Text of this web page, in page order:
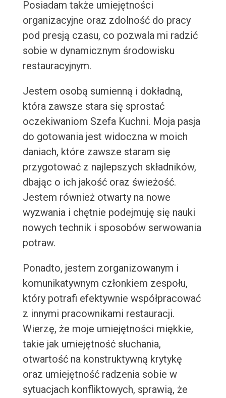
Posiadam także umiejętności
organizacyjne oraz zdolność do pracy
pod presją czasu, co pozwala mi radzić
sobie w dynamicznym środowisku
restauracyjnym.
Jestem osobą sumienną i dokładną,
która zawsze stara się sprostać
oczekiwaniom Szefa Kuchni. Moja pasja
do gotowania jest widoczna w moich
daniach, które zawsze staram się
przygotować z najlepszych składników,
dbając o ich jakość oraz świeżość.
Jestem również otwarty na nowe
wyzwania i chętnie podejmuję się nauki
nowych technik i sposobów serwowania
potraw.
Ponadto, jestem zorganizowanym i
komunikatywnym członkiem zespołu,
który potrafi efektywnie współpracować
z innymi pracownikami restauracji.
Wierzę, że moje umiejętności miękkie,
takie jak umiejętność słuchania,
otwartość na konstruktywną krytykę
oraz umiejętność radzenia sobie w
sytuacjach konfliktowych, sprawią, że